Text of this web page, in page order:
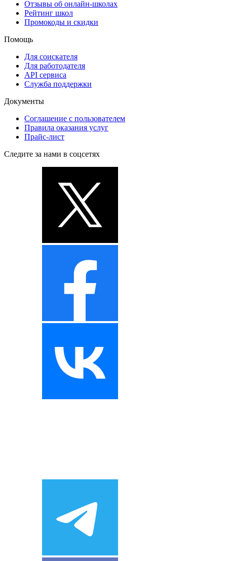
Отзывы об онлайн-школах
Рейтинг школ
Промокоды и скидки
Помощь
Для соискателя
Для работодателя
API сервиса
Служба поддержки
Документы
Соглашение с пользователем
Правила оказания услуг
Прайс-лист
Следите за нами в соцсетях